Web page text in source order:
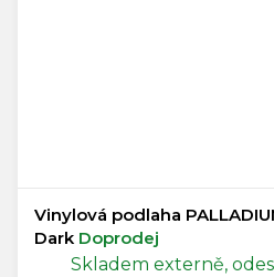
Vinylová podlaha
Dark Doprodej
Skladem externě,